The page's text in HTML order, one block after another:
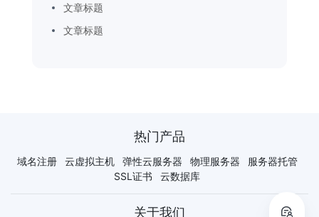
文章标题
文章标题
热门产品
域名注册 云虚拟主机 弹性云服务器 物理服务器
服务器托管
SSL证书
云数据库
关于我们